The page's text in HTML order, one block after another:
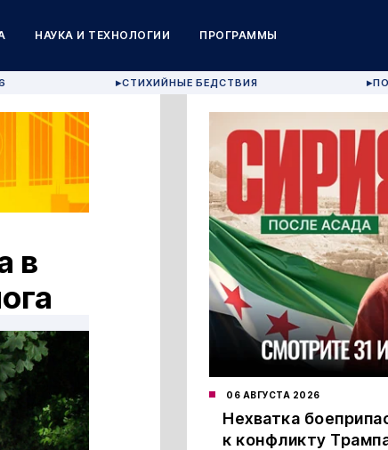
НАУКА И ТЕХНОЛОГИИ ПРОГРАММЫ
▶СТИХИЙНЫЕ БЕДСТВИЯ ▶
в
06 АВГУСТА 2026
Нехватка
к конфликту